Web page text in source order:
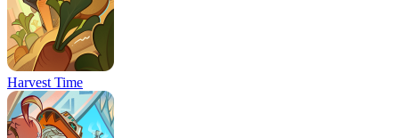
Harvest Time